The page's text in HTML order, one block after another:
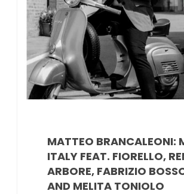
MATTEO BRANCALEONI:
ITALY FEAT. FIORELLO,
ARBORE, FABRIZIO
AND MELITA TONIOLO